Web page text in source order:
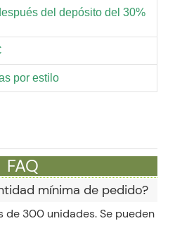
del depósito del 30%
por estilo
FAQ
mínima de pedido?
de 300 unidades. Se pueden